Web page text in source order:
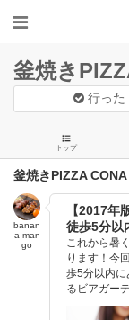
釜焼き
行った
トップ
釜焼きPIZZA
banan
a-man
go
【2017年
徒歩5分以
これから暑
ります！今
歩5分以内に
るビアガー